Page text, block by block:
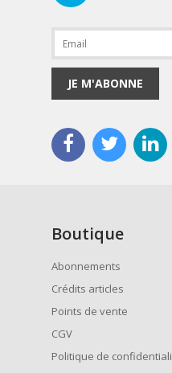
JE M'ABONNE
Boutique
Abonnements
Crédits articles
Points de vente
CGV
Politique de